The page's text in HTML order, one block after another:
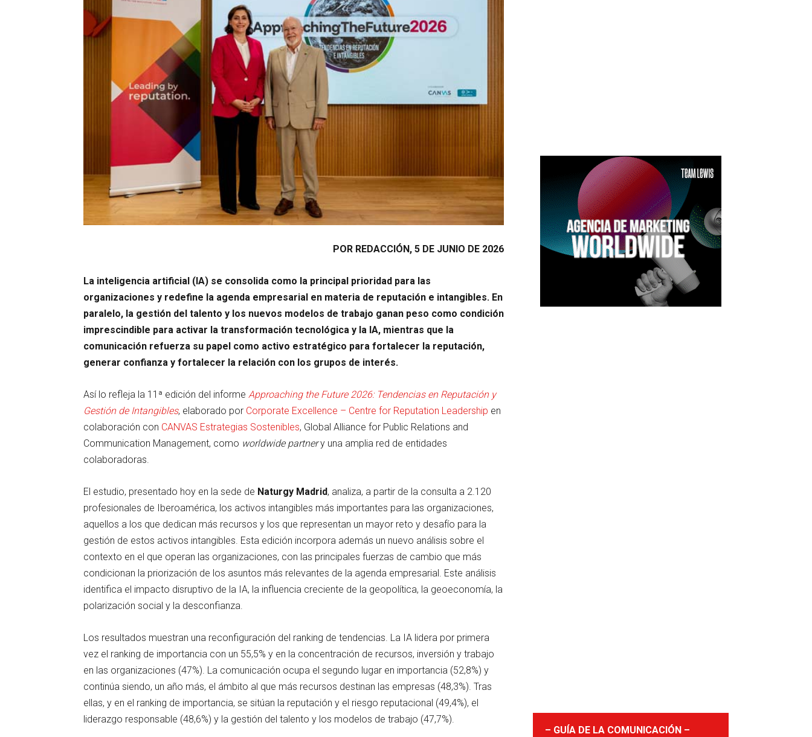
POR REDACCIÓN, 5 DE JUNIO DE 2026
La inteligencia artificial (IA) se consolida como la principal prioridad para las
organizaciones y redefine la agenda empresarial en materia de reputación e intangibles. En
paralelo, la gestión del talento y los nuevos modelos de trabajo ganan peso como condición
imprescindible para activar la transformación tecnológica y la IA, mientras que la
comunicación refuerza su papel como activo estratégico para fortalecer la reputación,
generar confianza y fortalecer la relación con los grupos de interés.
Así lo refleja la 11ª edición del informe Approaching the Future 2026: Tendencias en Reputación y
Gestión de Intangibles, elaborado por Corporate Excellence – Centre for Reputation Leadership en
colaboración con CANVAS Estrategias Sostenibles, Global Alliance for Public Relations and
Communication Management, como worldwide partnery una amplia red de entidades
colaboradoras.
El estudio, presentado hoy en la sede de Naturgy Madrid, analiza, a partir de la consulta a 2.120
profesionales de Iberoamérica, los activos intangibles más importantes para las organizaciones,
aquellos a los que dedican más recursos y los que representan un mayor reto y desafío para la
gestión de estos activos intangibles. Esta edición incorpora además un nuevo análisis sobre el
contexto en el que operan las organizaciones, con las principales fuerzas de cambio que más
condicionan la priorización de los asuntos más relevantes de la agenda empresarial. Este análisis
identifica el impacto disruptivo de la IA, la influencia creciente de la geopolítica, la geoeconomía, la
polarización social y la desconfianza.
Los resultados muestran una reconfiguración del ranking de tendencias. La IA lidera por primera
vez el ranking de importancia con un 55,5% y en la concentración de recursos, inversión y trabajo
en las organizaciones (47%). La comunicación ocupa el segundo lugar en importancia (52,8%) y
continúa siendo, un año más, el ámbito al que más recursos destinan las empresas (48,3%). Tras
ellas, y en el ranking de importancia, se sitúan la reputación y el riesgo reputacional (49,4%), el
liderazgo responsable (48,6%) y la gestión del talento y los modelos de trabajo (47,7%).
– GUÍA DE LA COMUNICACIÓN –